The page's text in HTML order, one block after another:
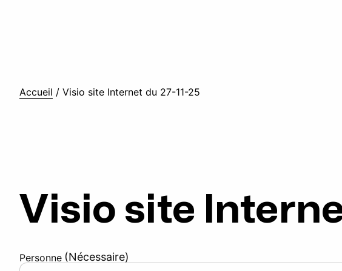
Accueil / Visio site Internet du 27-11-25
Visio site
Personne (Nécessaire)